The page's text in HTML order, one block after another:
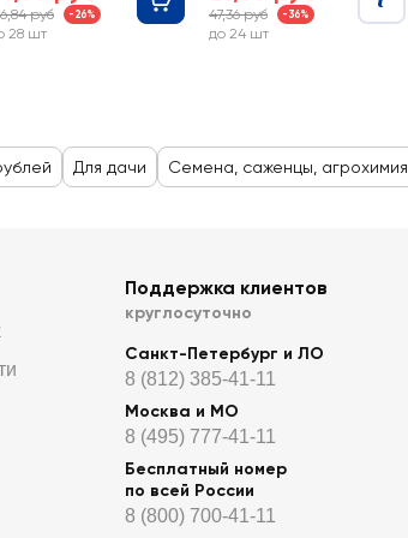
руб -26%
28 шт
47,36 руб -36%
до 24 шт
Для дачи Семена, саженцы, агрохимия
Поддержка клиентов
круглосуточно
Санкт-Петербург и ЛО
8 (812) 385-41-11
Москва и МО
8 (495) 777-41-11
Бесплатный номер
по всей России
8 (800) 700-41-11